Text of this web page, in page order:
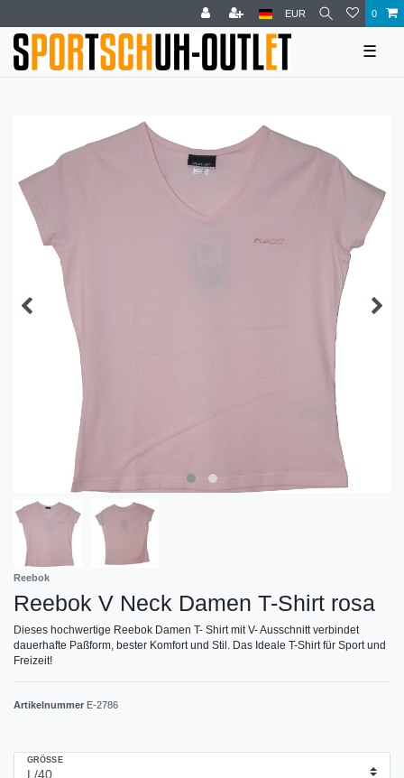
EUR 0
☰
Reebok
Reebok V Neck Damen T-Shirt rosa
Dieses hochwertige Reebok Damen T- Shirt mit V- Ausschnitt verbindet
dauerhafte Paßform, bester Komfort und Stil. Das Ideale T-Shirt für Sport und
Freizeit!
Artikelnummer E-2786
GRÖSSE